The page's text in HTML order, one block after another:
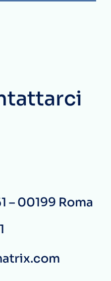
– 00199 Roma